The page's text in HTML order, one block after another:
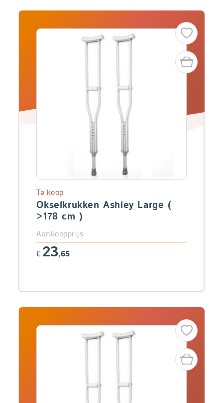
Okselkrukken Ashley Large (
>178 cm )
Te koop
Aankoopprijs
€ 23,65